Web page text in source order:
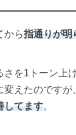
から指通りが明
さを1トーン上
えたのですが
してます。